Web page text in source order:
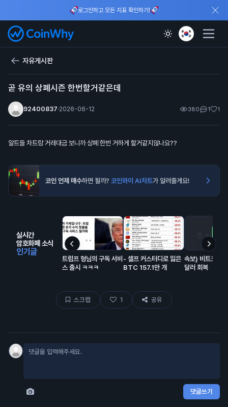
로그인하고 모든 지표 확인하기!
자유게시판
곧 유의 상폐시즌 한번할거같은데
92400837·2026-06-12 380 1 1
알트들 차트랑 거래대금 보니까 상폐 한번 거하게 할거같지않나요??
코인 언제 매수하면 될까? 코인와이 AI차트가 알려줄게요!
실시간
암호화폐 소식
인기글
트럼프 형님의 구독 서비
스 출시 ㅋㅋㅋ
- 셀프 커스터디로 잃은
BTC 157.1만 개
속보) 비트코인
달러 회복
스크랩 1 공유
댓글쓰기